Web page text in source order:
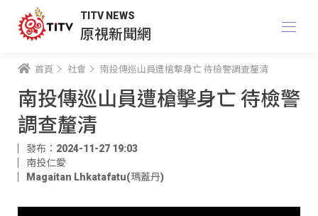
TITV NEWS
原視新聞網
首頁 社會 南投傳巡山員遭槍擊身亡 待檢警調查釐清
南投傳巡山員遭槍擊身亡 待檢警
調查釐清
發布：2024-11-27 19:03
南投仁愛
Magaitan Lhkatafatu(瑪蓋丹)